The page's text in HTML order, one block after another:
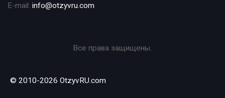
E-mail: info@otzyvru.com
Все права защищены.
© 2010-2026 OtzyvRU.com